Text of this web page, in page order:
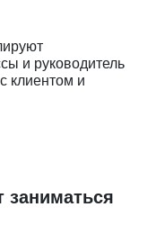
и руководитель
клиентом и
заниматься